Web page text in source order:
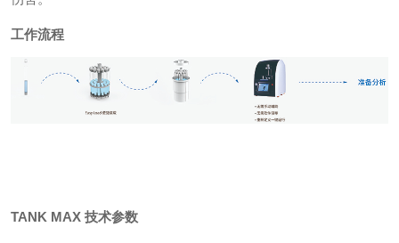
工作流程
TANK MAX 技术参数